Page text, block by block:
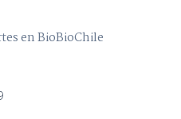
en BioBioChile